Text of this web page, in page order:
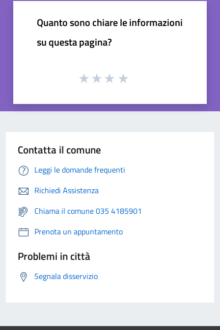
Quanto sono chiare le informazioni
su questa pagina?
Contatta il comune
Leggi le domande frequenti
Richiedi Assistenza
Chiama il comune 035 4185901
Prenota un appuntamento
Problemi in città
Segnala disservizio